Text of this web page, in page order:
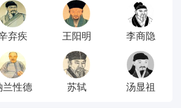
弃疾 王阳明 李商隐
兰性德 苏轼 汤显祖